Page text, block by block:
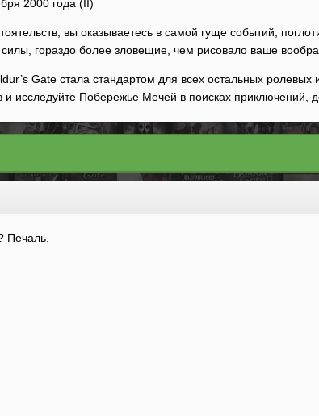
2000 года (II)
вы оказываетесь в самой гуще событий,
гораздо более зловещие, чем рисовало ваше
Gate стала стандартом для всех остальных ролевых
и исследуйте Побережье Мечей в поисках приключений,
Печаль.